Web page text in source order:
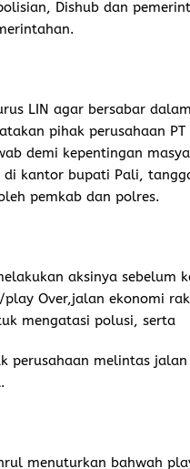
Dishub dan
LIN agar bersabar dalam
pihak perusahaan PT
demi kepentingan
di kantor bupati Pali,
pemkab dan polres.
aksinya sebelum
Over,jalan ekonomi
mengatasi polusi, serta
perusahaan melintas jalan
menuturkan bahwah